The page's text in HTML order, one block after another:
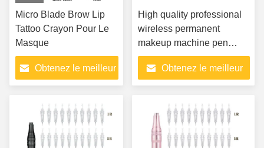
Micro Blade Brow Lip
Tattoo Crayon Pour Le
Masque
Obtenez le meilleur
High quality professional
wireless permanent
makeup machine pen
cosmetic tattoo machine
pen for eyebrow Lip
makeup
Obtenez le meilleur